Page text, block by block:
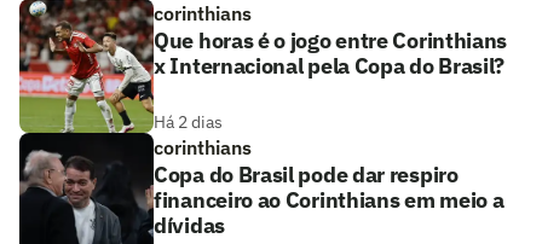
corinthians
Que horas é o jogo entre Corinthians
x Internacional pela Copa do Brasil?
Há 2 dias
corinthians
Copa do Brasil pode dar respiro
financeiro ao Corinthians em meio a
dívidas